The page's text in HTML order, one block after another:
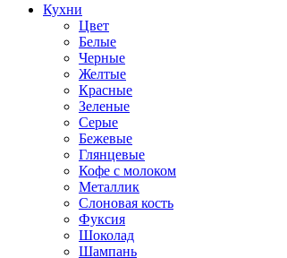
Кухни
Цвет
Белые
Черные
Желтые
Красные
Зеленые
Серые
Бежевые
Глянцевые
Кофе с молоком
Металлик
Слоновая кость
Фуксия
Шоколад
Шампань